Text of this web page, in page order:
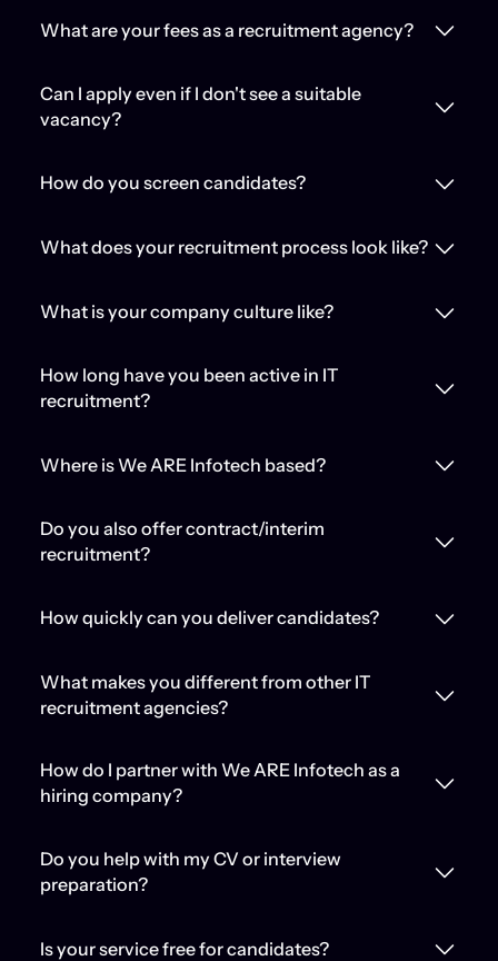
What are your fees as a recruitment agency?
Can I apply even if I don't see a suitable
vacancy?
How do you screen candidates?
What does your recruitment process look like?
What is your company culture like?
How long have you been active in IT
recruitment?
Where is We ARE Infotech based?
Do you also offer contract/interim
recruitment?
How quickly can you deliver candidates?
What makes you different from other IT
recruitment agencies?
How do I partner with We ARE Infotech as a
hiring company?
Do you help with my CV or interview
preparation?
Is your service free for candidates?